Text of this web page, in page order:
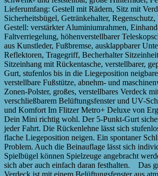
Lieferumfang: Gestell mit Rädern, Sitz mit
Sicherheitsbügel, Getränkehalter,
Gestell: verstärkter Aluminiumrahmen,
Faltverriegelung, höhenverstellbarer
aus Kunstleder, Fußbremse, ausklappbarer
Reflektoren, Tragegriff, Becherhalter
Sitzeinhang mit Rückentasche, verstellbarer,
Gurt, stufenlos bis in die Liegeposition
verstellbare Fußstütze, abnehm- und
Zonen-Polster, großes, verstellbares Verdeck
verschließbarem Belüftungsfenster und UV-
und Komfort Im Flitzer Metro+ Deluxe von
Dein Mini richtig wohl. Der 5-Punkt-Gurt
jeder Fahrt. Die Rückenlehne lässt sich
flache Liegeposition neigen. Ein spontaner
Problem. Auch die Beinauflage lässt sich
Spielbügel können Spielzeuge angebracht
sich aber auch einfach daran festhalten. Das
Verdeck ist mit einem Belüftungsfenster aus